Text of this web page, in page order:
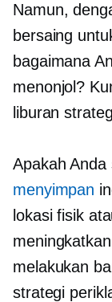
Namun,
bersaing
bagaimana
menonjol?
liburan
Apakah Anda
menyimpan
lokasi fisik
melakukan
strategi